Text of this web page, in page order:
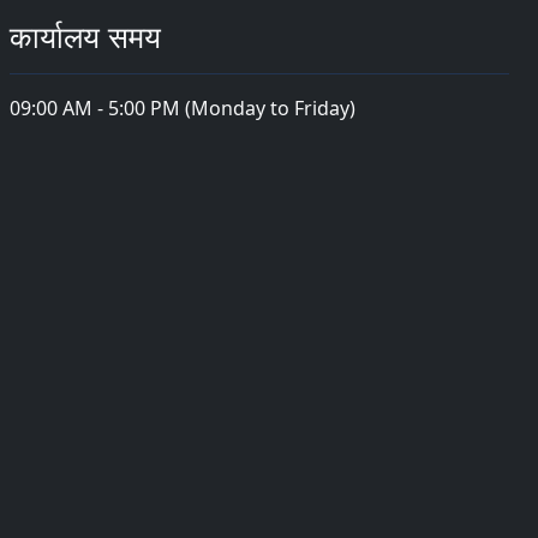
कार्यालय समय
09:00 AM - 5:00 PM (Monday to Friday)